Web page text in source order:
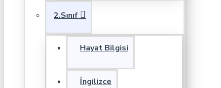
2.Sınıf
Hayat Bilgisi
İngilizce